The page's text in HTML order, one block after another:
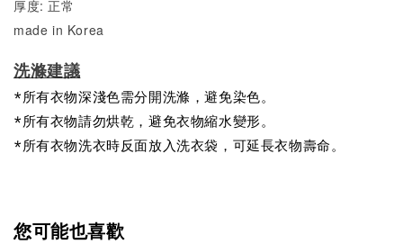
厚度: 正常
made in Korea
洗滌建議
*所有衣物深淺色需分開洗滌，避免染色。
*所有衣物請勿烘乾，避免衣物縮水變形。
*所有衣物洗衣時反面放入洗衣袋，可延長衣物壽命。
您可能也喜歡